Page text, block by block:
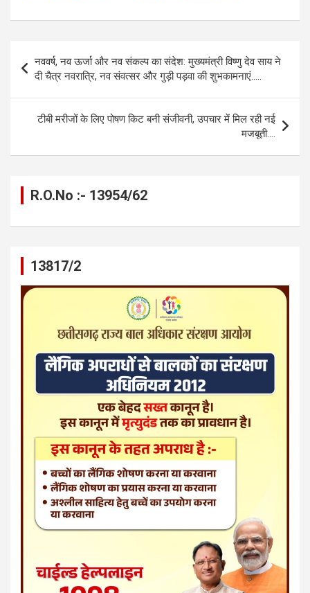
ce
b
o
o
k
se
g
er
at
s
A
p
p
e
gr
a
m
ail py
Li
n
k
ar
e
navigation
नववर्ष, नव ऊर्जा और नव संकल्प का संदेश: मुख्यमंत्री विष्णु देव साय ने
दी चैत्र नवरात्रि, नव संवत्सर और गुड़ी पड़वा की शुभकामनाएं…..
टीबी मरीजों के लिए पोषण किट बनी संजीवनी, उपचार में मिल रही नई
मजबूती….
R.O.No :- 13954/62
13817/2